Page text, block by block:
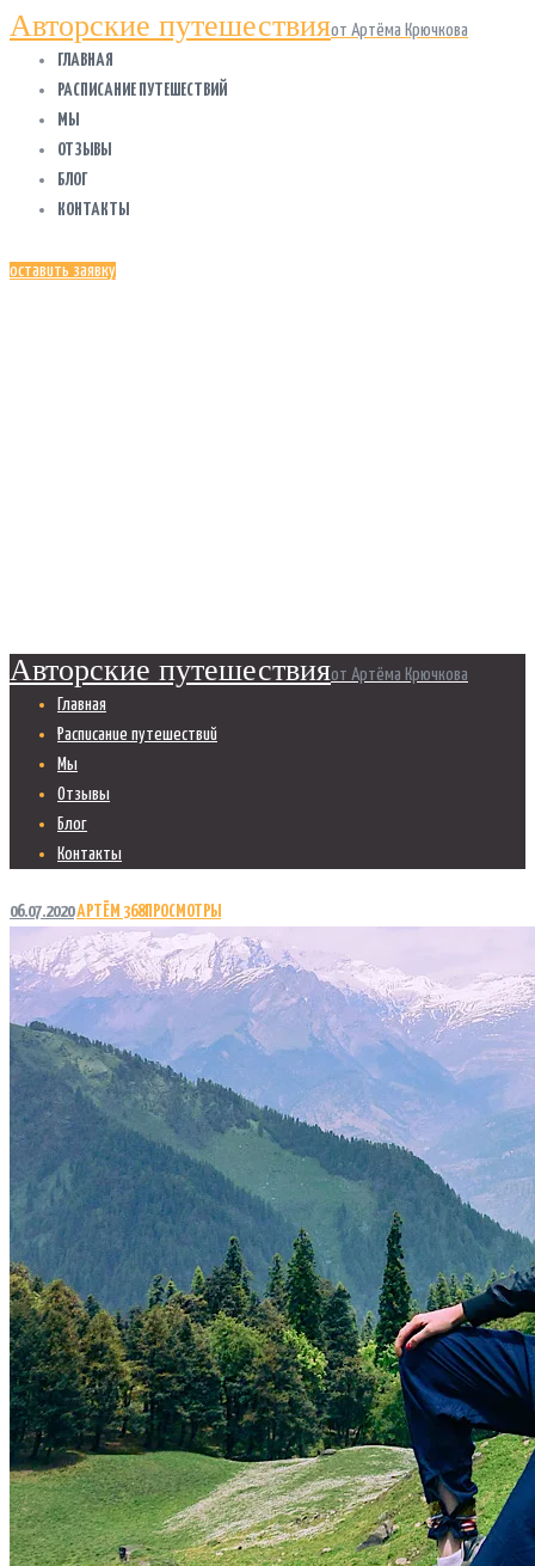
Авторские путешествияот Артёма Крючкова
ГЛАВНАЯ
РАСПИСАНИЕ ПУТЕШЕСТВИЙ
МЫ
ОТЗЫВЫ
БЛОГ
КОНТАКТЫ
оставить заявку
Авторские путешествияот Артёма Крючкова
Главная
Расписание путешествий
Мы
Отзывы
Блог
Контакты
06.07.2020АРТЁМ 368ПРОСМОТРЫ